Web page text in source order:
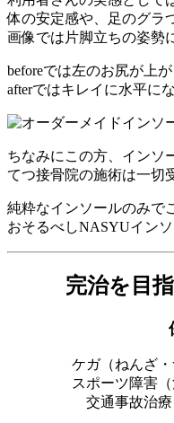
体の安定感や、足のグラ
画像では片脚立ちの姿勢
beforeでは左のお尻が上
afterではキレイに水平に
ちなみにこの方、インソ
てつ接骨院の施術は一切
純粋なインソールのみで
おそるべしNASYUインソ
完治を目
ケガ（ねんざ・
スポーツ障害
交通事故治療